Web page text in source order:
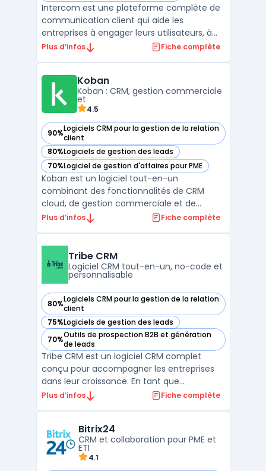
Intercom est une plateforme complète de
communication client qui aide les
entreprises à engager leurs utilisateurs, à
fournir un support client en temps réel, et à
messagerie d'entreprise, Intercom permet
aux équipes ...
Plus d’infos Fiche complète
Koban
Koban : CRM, gestion commerciale
et
4.5
90%Logiciels CRM pour la gestion de la relation
client
— voir Koban dans cette catégorie
80%Logiciels de gestion des leads
— voir Koban dans cette catégorie
70%Logiciel de gestion d'affaires pour PME
— voir Koban dans cette catégorie
Koban est un logiciel tout-en-un
combinant des fonctionnalités de CRM
cloud, de gestion commerciale et de
marketing automation. Destiné aux PME, il
au marketing et à la relation client. Grâce à
son interface intuit ...
Plus d’infos Fiche complète
Tribe CRM
Logiciel CRM tout-en-un, no-code et
personnalisable
80%Logiciels CRM pour la gestion de la relation
client
— voir Tribe CRM dans cette catégorie
75%Logiciels de gestion des leads
— voir Tribe CRM dans cette catégorie
70%Outils de prospection B2B et génération
de leads
— voir Tribe CRM dans cette catégorie
Tribe CRM est un logiciel CRM complet
conçu pour accompagner les entreprises
dans leur croissance. En tant que
plateforme CRM tout-en-un, il offre une
service client. Grâce à son approche crm
no-code, les utilisate ...
Plus d’infos Fiche complète
Bitrix24
CRM et collaboration pour PME et
ETI
4.1